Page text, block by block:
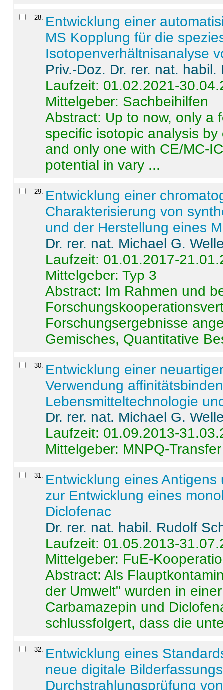
28. Entwicklung einer
MS Kopplung für die
Isotopenverhältnisanalyse
Priv.-Doz. Dr. rer. nat.
Laufzeit: 01.02.2021-
Mittelgeber: Sachbeihilfen
Abstract: Up to now, only a
specific isotopic analysis
and only one with CE/MC-
potential in vary ...
29. Entwicklung einer
Charakterisierung von
und der Herstellung eines
Dr. rer. nat. Michael G.
Laufzeit: 01.01.2017-
Mittelgeber: Typ 3
Abstract: Im Rahmen und
Forschungsergebnisse
Gemisches, Quantitative
30. Entwicklung einer
Verwendung
Lebensmitteltechnologie
Dr. rer. nat. Michael G.
Laufzeit: 01.09.2013-
Mittelgeber: MNPQ-Transfer
31. Entwicklung eines
zur Entwicklung eines
Diclofenac
Dr. rer. nat. habil. Rudolf
Laufzeit: 01.05.2013-
Mittelgeber: FuE-
Abstract:Als
der Umwelt" wurden in
Carbamazepin und
schlussfolgert, dass die
32. Entwicklung eines
neue digitale
Durchstrahlungsprüfung